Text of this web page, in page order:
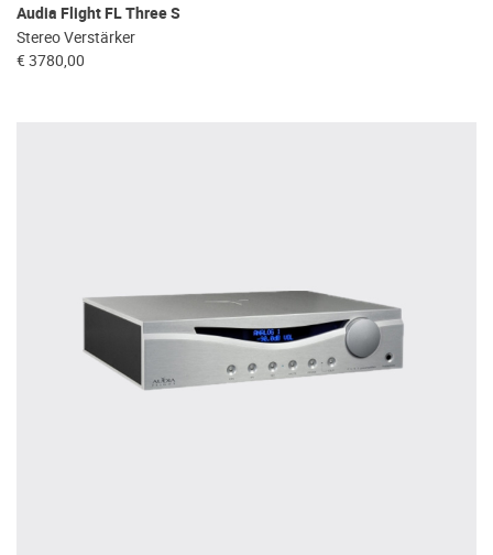
Audia Flight FL Three S
Stereo Verstärker
€ 3780,00